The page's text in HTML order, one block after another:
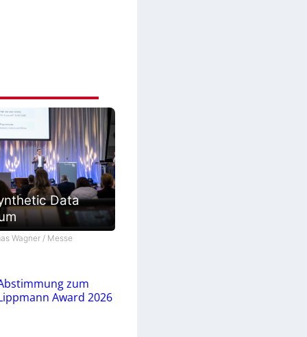
Data
Wagner / Messe
zum
Award 2026